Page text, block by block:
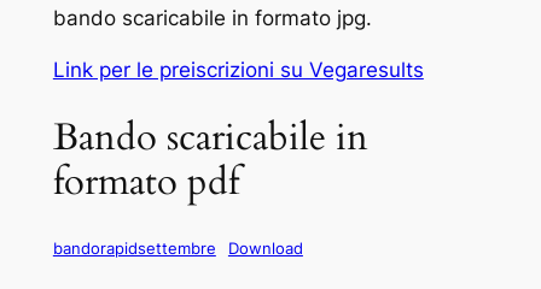
bando scaricabile in formato jpg.
Link per le preiscrizioni su Vegaresults
Bando scaricabile in
formato pdf
bandorapidsettembre Download